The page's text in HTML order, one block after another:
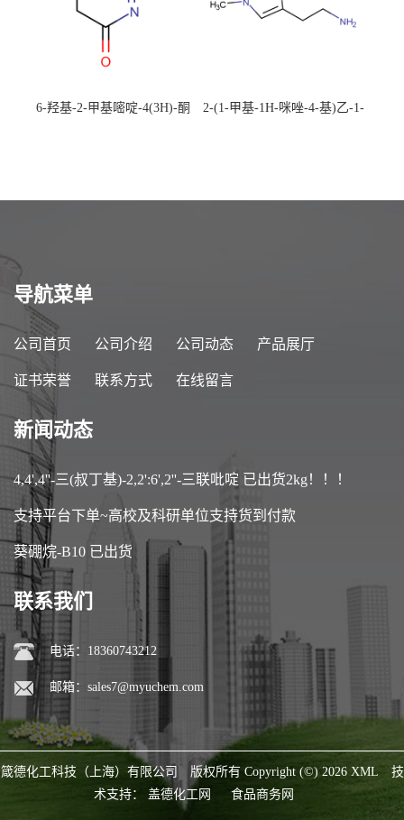
6-羟基-2-甲基嘧啶-4(3H)-酮
2-(1-甲基-1H-咪唑-4-基)乙-1-
导航菜单
公司首页 公司介绍 公司动态 产品展厅
证书荣誉 联系方式 在线留言
新闻动态
4,4',4''-三(叔丁基)-2,2':6',2''-三联吡啶 已出货2kg！！！
支持平台下单~高校及科研单位支持货到付款
葵硼烷-B10 已出货
联系我们
电话：18360743212
邮箱： sales7@myuchem.com
箴德化工科技（上海）有限公司 版权所有 Copyright (©) 2026 XML
技
术支持： 盖德化工网 食品商务网